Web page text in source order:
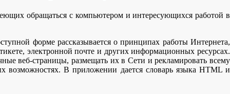
обращаться с компьютером и интересующихся работой в
форме рассказывается о принципах работы Интернета,
электронной почте и других информационных ресурсах.
веб-страницы, размещать их в Сети и рекламировать всему
возможностях. В приложении дается словарь языка HTML и